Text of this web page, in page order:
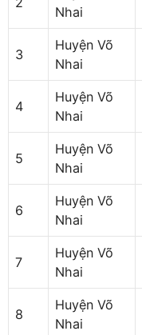
Nhai
3
Huyện Võ
Nhai
4
Huyện Võ
Nhai
5
Huyện Võ
Nhai
6
Huyện Võ
Nhai
7
Huyện Võ
Nhai
8
Huyện Võ
Nhai